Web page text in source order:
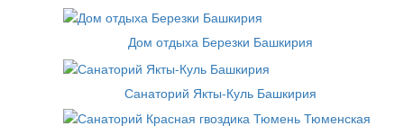
Дом отдыха Березки Башкирия
Санаторий Якты-Куль Башкирия